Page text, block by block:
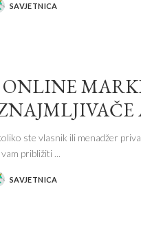
SAVJETNICA
ONLINE
ste vlasnik ili menadžer
približiti ...
SAVJETNICA